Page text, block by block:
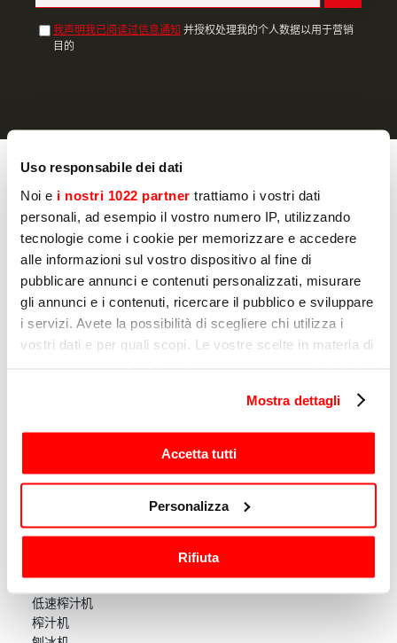
Uso responsabile dei dati
Noi e i nostri 1022 partner trattiamo i vostri dati
personali, ad esempio il vostro numero IP, utilizzando
tecnologie come i cookie per memorizzare e accedere
alle informazioni sul vostro dispositivo al fine di
pubblicare annunci e contenuti personalizzati, misurare
gli annunci e i contenuti, ricercare il pubblico e sviluppare
i servizi. Avete la possibilità di scegliere chi utilizza i
vostri dati e per quali scopi. Le vostre scelte in materia di
modificare o revocare il proprio consenso in qualsiasi
momento dalla Dichiarazione sui cookie o facendo clic
sull'icona di attivazione della privacy.
raccogliere informazioni sulla tua posizione
geografica, con un'approssimazione di qualche
Identificare il tuo dispositivo, scansionandolo
attivamente alla ricerca di caratteristiche specifiche
(impronte digitali).
Mostra dettagli
Accetta tutti
Personalizza
Rifiuta
我声明我已阅读过信息通知 并授权处理我的个人数据以用于营销
目的
烹饪
烤箱
烤麵包機
烘焙箱
低温慢煮机
链式多士炉
Hot dog warmers
烹飪攪拌機
食品加工
肉類加工
低速榨汁机
榨汁机